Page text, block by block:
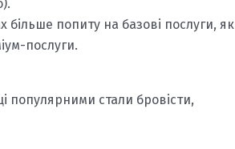
більше попиту на базові послуги, як
послуги.
популярними стали бровісти,